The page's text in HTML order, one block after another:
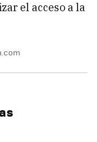
el acceso a la